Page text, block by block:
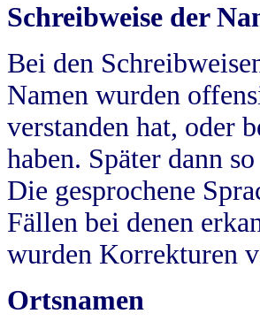
Schreibweise der
Bei den
Namen wurden
verstanden hat, oder
haben. Später dann
Die gesprochene
Fällen bei denen
wurden Korrekturen
Ortsnamen